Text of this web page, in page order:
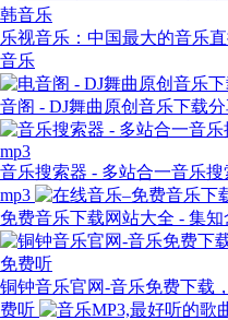
乐视音乐：中国最大的音乐
音乐
音阁 - DJ舞曲原创音乐下载
音乐搜索器 - 多站合一音乐
mp3
免费音乐下载网站大全 - 集知
铜钟音乐官网-音乐免费下载
费听